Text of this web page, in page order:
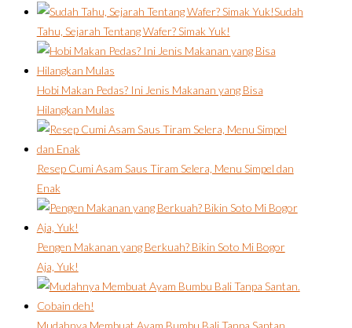
Sudah
Tahu, Sejarah Tentang Wafer? Simak Yuk!
Hobi Makan Pedas? Ini Jenis Makanan yang Bisa
Hilangkan Mulas
Resep Cumi Asam Saus Tiram Selera, Menu Simpel dan
Enak
Pengen Makanan yang Berkuah? Bikin Soto Mi Bogor
Aja, Yuk!